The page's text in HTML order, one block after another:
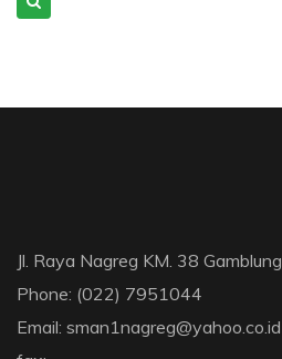
Jl. Raya Nagreg KM. 38 Gamblung
Phone: (022) 7951044
Email: sman1nagreg@yahoo.co.id